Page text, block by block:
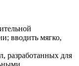
вводить мягко,
разработанных для